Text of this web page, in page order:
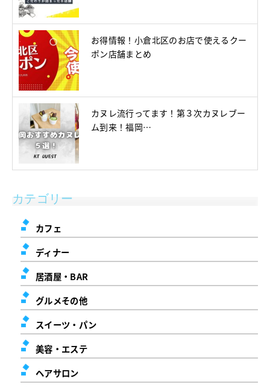
お得情報！小倉北区のお店で使えるクー
ポン店舗まとめ
カヌレ流行ってます！第３次カヌレブー
ム到来！福岡…
カテゴリー
カフェ
ディナー
居酒屋・BAR
グルメその他
スイーツ・パン
美容・エステ
ヘアサロン